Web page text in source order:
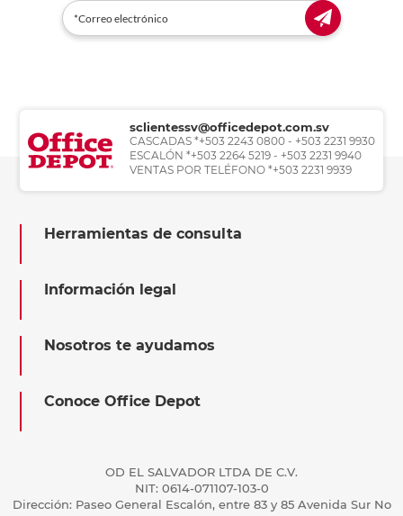
sclientessv@officedepot.com.sv
CASCADAS *+503 2243 0800 - +503 2231 9930
ESCALÓN *+503 2264 5219 - +503 2231 9940
VENTAS POR TELÉFONO *+503 2231 9939
Herramientas de consulta
Información legal
Nosotros te ayudamos
Conoce Office Depot
OD EL SALVADOR LTDA DE C.V.
NIT: 0614-071107-103-0
Dirección: Paseo General Escalón, entre 83 y 85 Avenida Sur No